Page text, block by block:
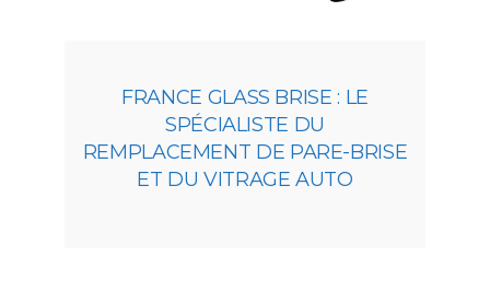
FRANCE GLASS BRISE : LE
SPÉCIALISTE DU
REMPLACEMENT DE PARE-BRISE
ET DU VITRAGE AUTO